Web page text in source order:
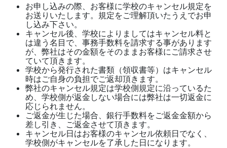
お申し込みの際、お客様に学校のキャンセル規定を
お送りいたします。規定をご理解頂いたうえでお申
し込み下さい。
キャンセル後、学校によりましてはキャンセル料と
は違う名目で、事務手数料を請求する事があります
が、弊社はその金額をそのままお客様にご請求させ
ていて頂きます。
学校から発行された書類（領収書等）はキャンセル
時はご自身の負担でご返却頂きます。
弊社のキャンセル規定は学校側規定に沿っているた
め、学校側が返金しない場合には弊社は一切返金に
応じられません。
ご返金が生じた場合、銀行手数料をご返金金額から
差し引き、ご返金させて頂きます。
キャンセル日はお客様のキャンセル依頼日でなく、
学校側がキャンセルを了承した日になります。